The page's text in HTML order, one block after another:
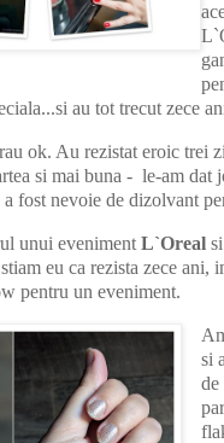
au tot trecut zece
ok. Au rezistat eroic trei
si mai buna - le-am dat
a fost nevoie de dizolvant
unui eveniment L`Oreal
eu ca rezista zece ani,
pentru un eveniment.
si
de